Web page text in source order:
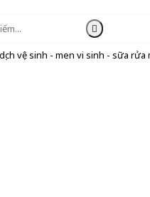
vệ sinh - men vi sinh - sữa rửa